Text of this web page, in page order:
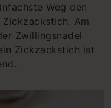
Weg den
Am
Zwillingsnadel
Zickzackstich ist